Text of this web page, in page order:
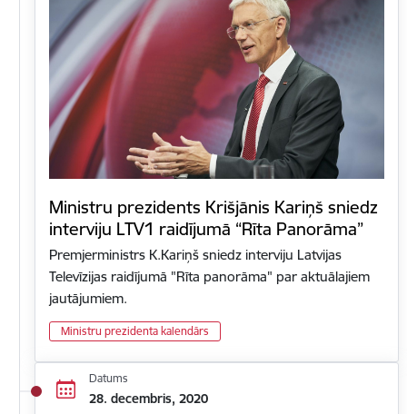
Ministru prezidents Krišjānis Kariņš sniedz
interviju LTV1 raidījumā “Rīta Panorāma”
Premjerministrs K.Kariņš sniedz interviju Latvijas
Televīzijas raidījumā "Rīta panorāma" par aktuālajiem
jautājumiem.
Ministru prezidenta kalendārs
Datums
28. decembris, 2020